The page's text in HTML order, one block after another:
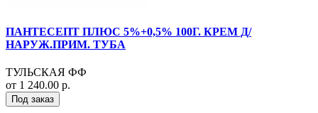
ПАНТЕСЕПТ ПЛЮС 5%+0,5% 100Г. КРЕМ Д/
НАРУЖ.ПРИМ. ТУБА
ТУЛЬСКАЯ ФФ
от 1 240.00 р.
Под заказ